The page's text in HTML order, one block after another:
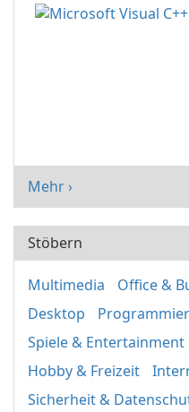
Mehr ›
Stöbern
Multimedia Office &
Desktop
Spiele & Entertainment
Hobby & Freizeit
Sicherheit &